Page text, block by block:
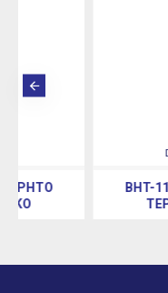
BHT-1100 ΦΟΡΗΤΌ
ΤΕΡΜΑΤΙΚΌ